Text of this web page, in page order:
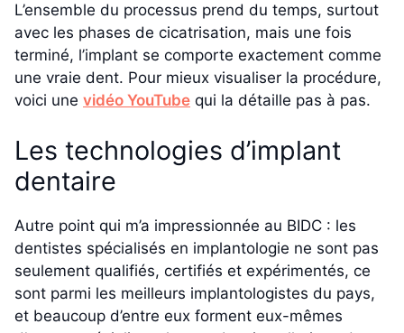
L’ensemble du processus prend du temps, surtout
avec les phases de cicatrisation, mais une fois
terminé, l’implant se comporte exactement comme
une vraie dent. Pour mieux visualiser la procédure,
voici une vidéo YouTube qui la détaille pas à pas.
Les technologies d’implant
dentaire
Autre point qui m’a impressionnée au BIDC : les
dentistes spécialisés en implantologie ne sont pas
seulement qualifiés, certifiés et expérimentés, ce
sont parmi les meilleurs implantologistes du pays,
et beaucoup d’entre eux forment eux-mêmes